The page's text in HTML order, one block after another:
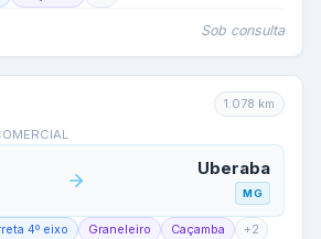
Sob consulta
1.078 km
Uberaba
MG
4º eixo Graneleiro Caçamba +2